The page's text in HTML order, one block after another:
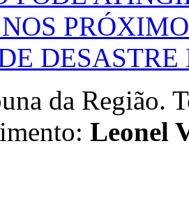
da Região.
Leonel